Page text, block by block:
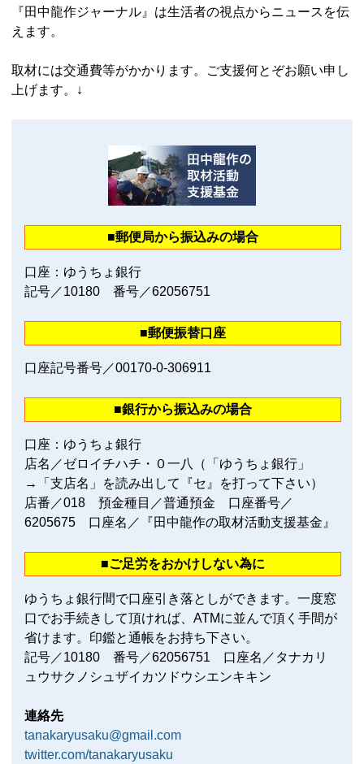
『田中龍作ジャーナル』は生活者の視点からニュースを伝
えます。
取材には交通費等がかかります。ご支援何とぞお願い申し
上げます。↓
■郵便局から振込みの場合
口座：ゆうちょ銀行
記号／10180 番号／62056751
■郵便振替口座
口座記号番号／00170‐0‐306911
■銀行から振込みの場合
口座：ゆうちょ銀行
店名／ゼロイチハチ・０一八（「ゆうちょ銀行」
→「支店名」を読み出して『セ』を打って下さい）
店番／018 預金種目／普通預金 口座番号／
6205675 口座名／『田中龍作の取材活動支援基金』
■ご足労をおかけしない為に
ゆうちょ銀行間で口座引き落としができます。一度窓
口でお手続きして頂ければ、ATMに並んで頂く手間が
省けます。印鑑と通帳をお持ち下さい。
記号／10180 番号／62056751 口座名／タナカリ
ュウサクノシュザイカツドウシエンキキン
連絡先
tanakaryusaku@gmail.com
twitter.com/tanakaryusaku